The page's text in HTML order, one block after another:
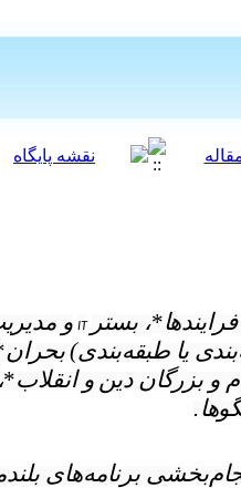
*، بستر IT و
یا طبقه‌بندی) بحران
بزرگان دین و انقلاب*
.
برنامه‌های